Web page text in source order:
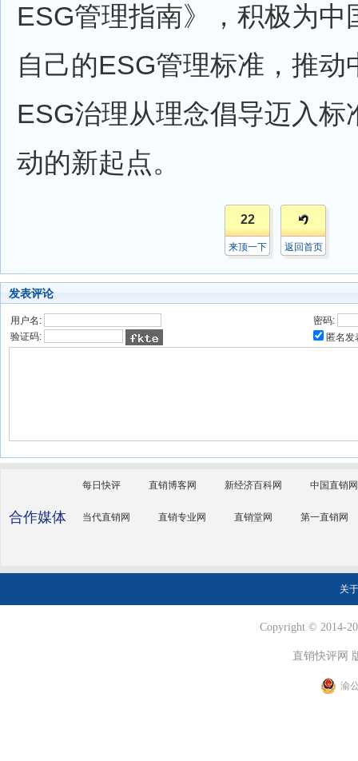
ESG管理指南》，积极为中
自己的ESG管理标准，推动
ESG治理从理念倡导迈入标
动的新起点。
22
来顶一下 返回首页
发表评论
用户名:
密码:
验证码:
匿名发
合作媒体
每日快评 直销博客网 新经济百科网 中国直销网
当代直销网 直销专业网 直销堂网 第一直销网
关
Copyright © 2014-
直销快评网
渝